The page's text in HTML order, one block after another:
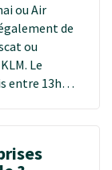
ou Air
de
ou
Le
entre 13h